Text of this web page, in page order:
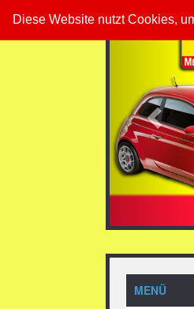
Diese Website nutzt Cookies,
MENÜ